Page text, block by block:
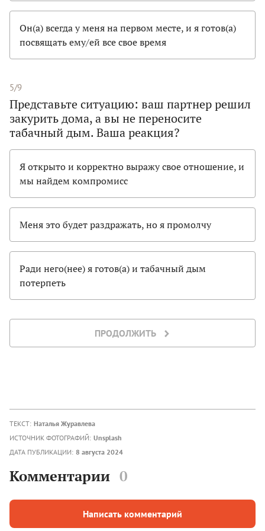
Он(а) всегда у меня на первом месте, и я готов(а)
посвящать ему/ей все свое время
5/9
Представьте ситуацию: ваш партнер решил
закурить дома, а вы не переносите
табачный дым. Ваша реакция?
Я открыто и корректно выражу свое отношение, и
мы найдем компромисс
Меня это будет раздражать, но я промолчу
Ради него(нее) я готов(а) и табачный дым
потерпеть
ПРОДОЛЖИТЬ
ТЕКСТ: Наталья Журавлева
ИСТОЧНИК ФОТОГРАФИЙ: Unsplash
ДАТА ПУБЛИКАЦИИ: 8 августа 2024
Комментарии 0
Написать комментарий